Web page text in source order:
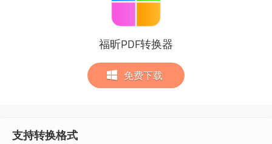
福昕PDF转换器
免费下载
支持转换格式